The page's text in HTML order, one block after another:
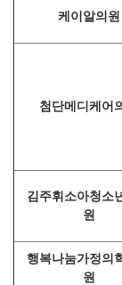
케이알의원
첨단메디케어
김주휘소아청소
원
행복나눔가정의
원